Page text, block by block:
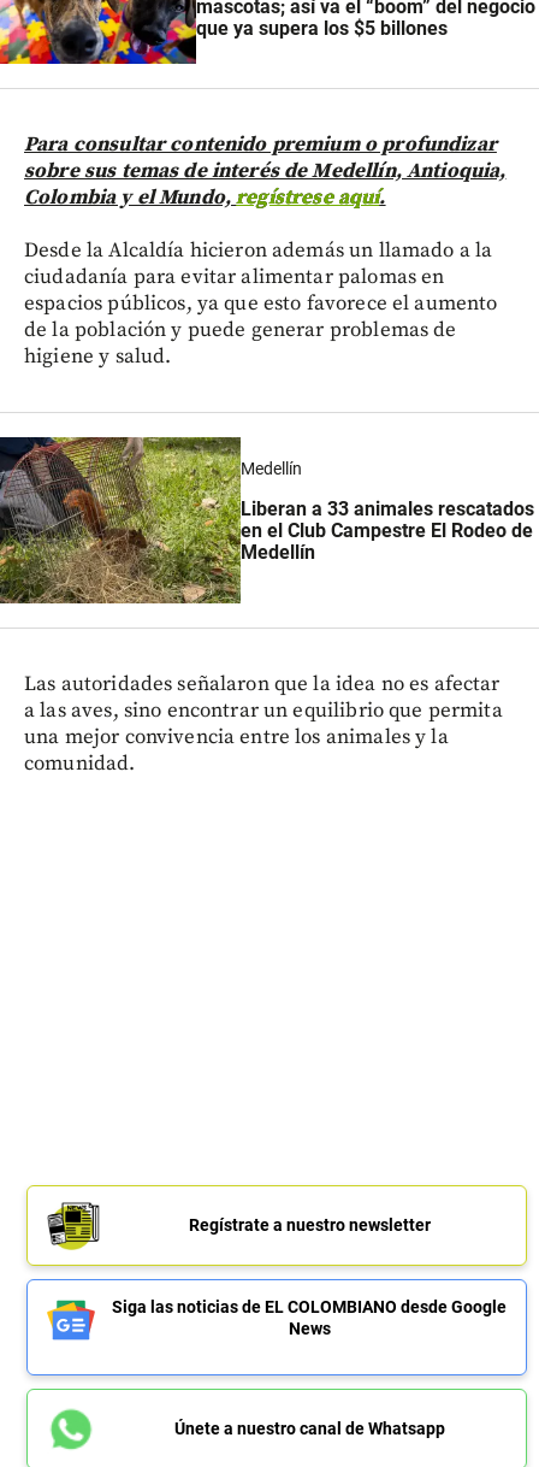
mascotas; así va el “boom” del negocio
que ya supera los $5 billones
Para consultar contenido premium o profundizar
sobre sus temas de interés de Medellín, Antioquia,
Colombia y el Mundo,regístrese aquí.
Desde la Alcaldía hicieron además un llamado a la
ciudadanía para evitar alimentar palomas en
espacios públicos, ya que esto favorece el aumento
de la población y puede generar problemas de
higiene y salud.
Medellín
Liberan a 33 animales rescatados
en el Club Campestre El Rodeo de
Medellín
Las autoridades señalaron que la idea no es afectar
a las aves, sino encontrar un equilibrio que permita
una mejor convivencia entre los animales y la
comunidad.
Regístrate a nuestro newsletter
Siga las noticias de EL COLOMBIANO desde Google
News
Únete a nuestro canal de Whatsapp